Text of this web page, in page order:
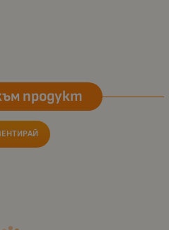
продукт